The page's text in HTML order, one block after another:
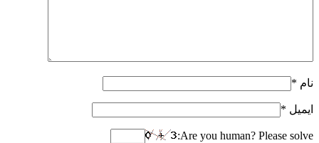
نام *
ایمیل *
Are you human? Please solve: